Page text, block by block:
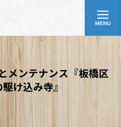
ン
メンテナンス『板橋区
け込み寺』